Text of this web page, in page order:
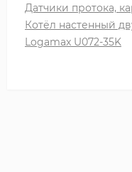
Датчики протока,
Котёл настенный
Logamax U072-35K